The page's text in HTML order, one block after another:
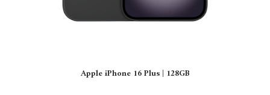
Apple iPhone 16 Plus | 128GB